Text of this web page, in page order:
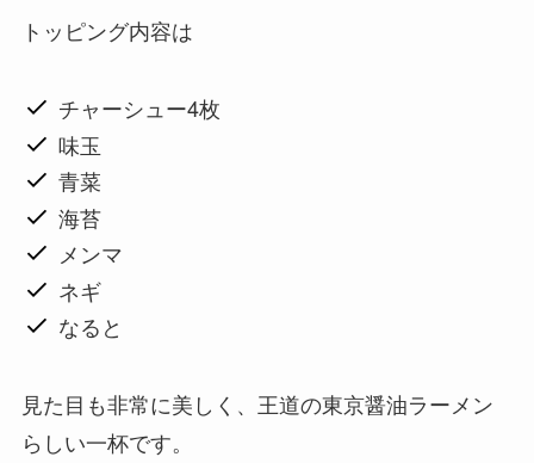
トッピング内容は
チャーシュー4枚
味玉
青菜
海苔
メンマ
ネギ
なると
見た目も非常に美しく、王道の東京醤油ラーメン
らしい一杯です。